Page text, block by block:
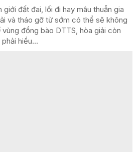
đất đai, lối đi hay mâu thuẫn gia
và tháo gỡ từ sớm có thể sẽ không
đồng bào DTTS, hòa giải còn
hiểu...